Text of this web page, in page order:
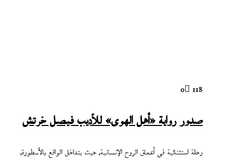
0 118
صدور رواية «أهل الهوى» للأديب فيصل خرتش
رحلة استثنائية في أعماق الروح الإنسانية، حيث يتداخل الواقع بالأسطورة،